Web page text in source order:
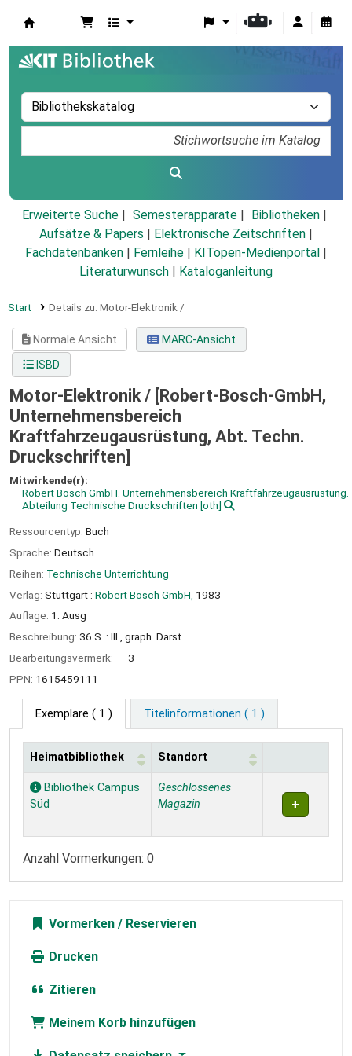
Erweiterte Suche Semesterapparate
Bibliotheken
Aufsätze & Papers
Elektronische Zeitschriften
Fachdatenbanken
Fernleihe KITopen-Medienportal
Literaturwunsch
Kataloganleitung
Start Details zu: Motor-Elektronik /
Normale Ansicht
MARC-Ansicht
ISBD
Motor-Elektronik / [Robert-Bosch-GmbH,
Unternehmensbereich
Kraftfahrzeugausrüstung, Abt. Techn.
Druckschriften]
Mitwirkende(r):
Robert Bosch GmbH. Unternehmensbereich Kraftfahrzeugausrüstung.
Abteilung Technische Druckschriften [oth]
Ressourcentyp: Buch
Sprache: Deutsch
Reihen: Technische Unterrichtung
Verlag: Stuttgart : Robert Bosch GmbH, 1983
Auflage: 1. Ausg
Beschreibung: 36 S. : Ill., graph. Darst
Bearbeitungsvermerk:
3
PPN: 1615459111
Exemplare ( 1 ) Titelinformationen ( 1 )
Exemplare
Heimatbibliothek Standort
Bibliothek Campus
Süd
Geschlossenes
Magazin
Anzahl Vormerkungen: 0
Vormerken
Drucken
Zitieren
Meinem Korb hinzufügen